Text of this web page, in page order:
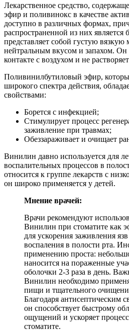
Лекарственное средство,
эфир и поливинокс в качестве
доступно в различных формах,
распространенной из них является
представляет собой густую вязкую
нейтральным вкусом и запахом. Он
контакте с воздухом и не
Поливинилбутиловый эфир,
широкого спектра действия,
свойствами:
Борется с инфекцией;
Стимулирует процесс
заживление при травмах;
Обеззараживает и очищает
Винилин давно используется для
воспалительных процессов в
относится к группе лекарств с
он широко применяется у детей.
Мнение врачей:
Врачи рекомендуют
Винилин при стоматите как
для ускорения заживления
воспаления в полости рта.
применению проста:
наносится на пораженные
оболочки 2-3 раза в день.
Винилин необходимо
пищи и тщательного
Благодаря антисептическим
он способствует быстрому
ощущений и ускоряет
стоматите.